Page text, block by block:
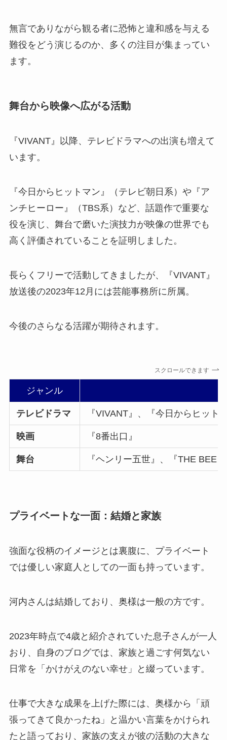
無言でありながら観る者に恐怖と違和感を与える
難役をどう演じるのか、多くの注目が集まってい
ます。
舞台から映像へ広がる活動
『VIVANT』以降、テレビドラマへの出演も増えて
います。
『今日からヒットマン』（テレビ朝日系）や『ア
ンチヒーロー』（TBS系）など、話題作で重要な
役を演じ、舞台で磨いた演技力が映像の世界でも
高く評価されていることを証明しました。
長らくフリーで活動してきましたが、『VIVANT』
放送後の2023年12月には芸能事務所に所属。
今後のさらなる活躍が期待されます。
スクロールできます
ジャンル
テレビドラマ 『VIVANT』、『今日からヒット
映画 『8番出口』
舞台 『ヘンリー五世』、『THE BEE
プライベートな一面：結婚と家族
強面な役柄のイメージとは裏腹に、プライベート
では優しい家庭人としての一面も持っています。
河内さんは結婚しており、奥様は一般の方です。
2023年時点で4歳と紹介されていた息子さんが一人
おり、自身のブログでは、家族と過ごす何気ない
日常を「かけがえのない幸せ」と綴っています。
仕事で大きな成果を上げた際には、奥様から「頑
張ってきて良かったね」と温かい言葉をかけられ
たと語っており、家族の支えが彼の活動の大きな